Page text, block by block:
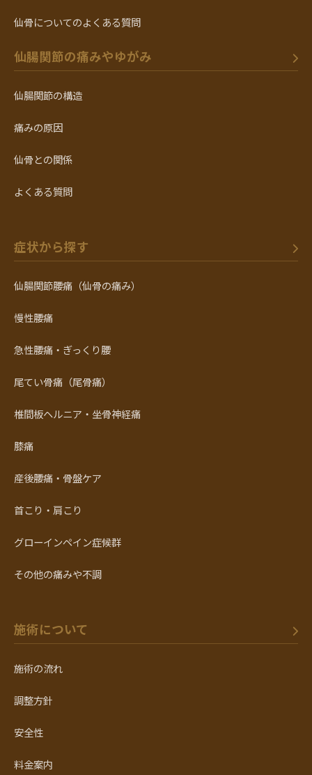
仙骨についてのよくある質問
仙腸関節の痛みやゆがみ
仙腸関節の構造
痛みの原因
仙骨との関係
よくある質問
症状から探す
仙腸関節腰痛（仙骨の痛み）
慢性腰痛
急性腰痛・ぎっくり腰
尾てい骨痛（尾骨痛）
椎間板ヘルニア・坐骨神経痛
膝痛
産後腰痛・骨盤ケア
首こり・肩こり
グローインペイン症候群
その他の痛みや不調
施術について
施術の流れ
調整方針
安全性
料金案内